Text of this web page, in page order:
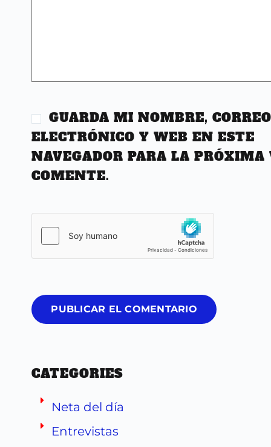
GUARDA MI NOMBRE, CORREO
ELECTRÓNICO Y WEB EN ESTE
NAVEGADOR PARA LA PRÓXIMA
COMENTE.
PUBLICAR EL COMENTARIO
CATEGORIES
Neta del día
Entrevistas